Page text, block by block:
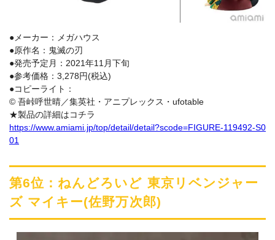
●メーカー：メガハウス
●原作名：鬼滅の刃
●発売予定月：2021年11月下旬
●参考価格：3,278円(税込)
●コピーライト：
© 吾峠呼世晴／集英社・アニプレックス・ufotable
★製品の詳細はコチラ
https://www.amiami.jp/top/detail/detail?scode=FIGURE-119492-S0
01
第6位：ねんどろいど 東京リベンジャー
ズ マイキー(佐野万次郎)